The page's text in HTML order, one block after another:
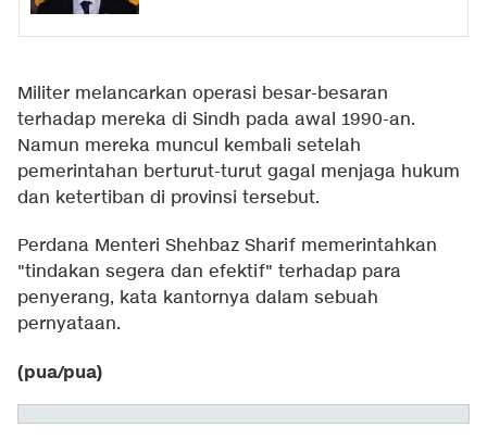
Militer melancarkan operasi besar-besaran
terhadap mereka di Sindh pada awal 1990-an.
Namun mereka muncul kembali setelah
pemerintahan berturut-turut gagal menjaga hukum
dan ketertiban di provinsi tersebut.
Perdana Menteri Shehbaz Sharif memerintahkan
"tindakan segera dan efektif" terhadap para
penyerang, kata kantornya dalam sebuah
pernyataan.
(pua/pua)